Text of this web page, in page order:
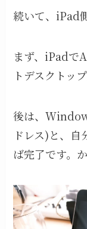
続いて、iPad
まず、iPadで
トデスクトッ
後は、
ドレス)と、
ば完了です。